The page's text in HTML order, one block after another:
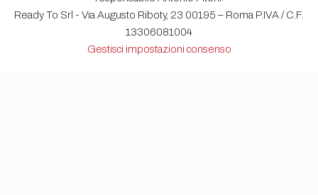
Ready To Srl - Via Augusto Riboty, 23 00195 – Roma P.IVA / C.F.
13306081004
Gestisci impostazioni consenso